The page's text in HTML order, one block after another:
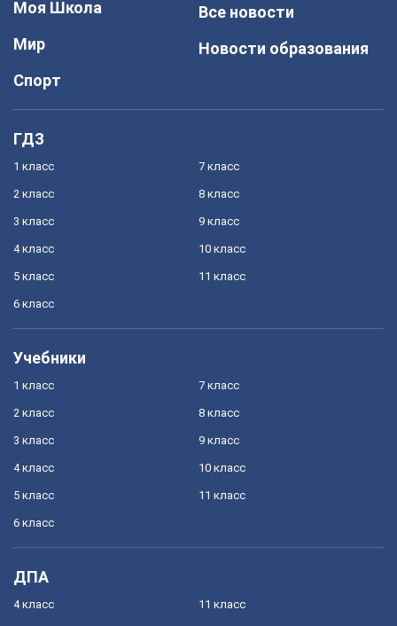
Моя Школа
Мир
Спорт
Все новости
Новости образования
ГДЗ
1 класс
2 класс
3 класс
4 класс
5 класс
6 класс
7 класс
8 класс
9 класс
10 класс
11 класс
Учебники
1 класс
2 класс
3 класс
4 класс
5 класс
6 класс
7 класс
8 класс
9 класс
10 класс
11 класс
ДПА
4 класс 11 класс